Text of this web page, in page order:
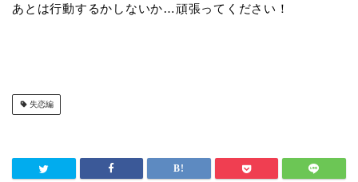
あとは行動するかしないか…頑張ってください！
失恋編